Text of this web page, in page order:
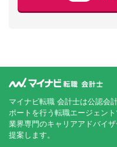
マイナビ転職 会計士は公認会
ポートを行う転職エージェント
業界専門のキャリアアドバイ
提案します。